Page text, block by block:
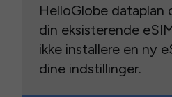
HelloGlobe
din eksisterende
ikke installere en ny
dine indstillinger.